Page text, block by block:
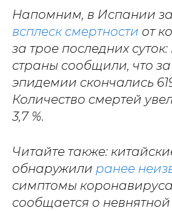
Напомним, в Испании
всплеск смертности от
за трое последних суток:
страны сообщили, что за
эпидемии скончались
Количество смертей
3,7 %.
Читайте также:
обнаружили ранее
симптомы
сообщается о